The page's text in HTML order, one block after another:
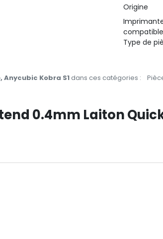
Origine
Type de
Kobra S1dans ces catégories :
0.4mm Laiton